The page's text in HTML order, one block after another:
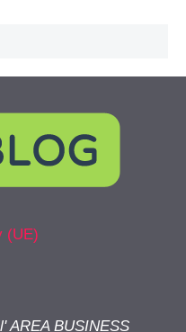
(UE)
AREA BUSINESS